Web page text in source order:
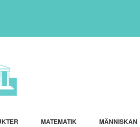
MATEMATIK MÄNNISKAN